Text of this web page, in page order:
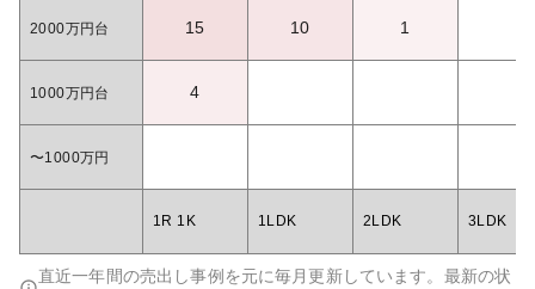
2000万円台 15 10 1
1000万円台 4
〜1000万円
1R 1K 1LDK 2LDK 3LDK
直近一年間の売出し事例を元に毎月更新しています。最新の状